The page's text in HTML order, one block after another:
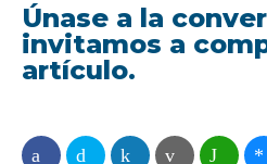
Únase a la
invitamos a
artículo.